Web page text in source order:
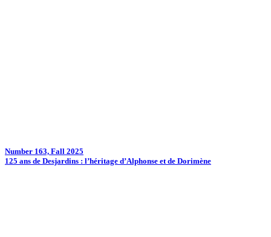
Number 163, Fall 2025
125 ans de Desjardins : l’héritage d’Alphonse et de Dorimène